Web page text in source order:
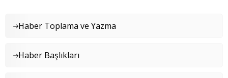
Haber Toplama ve Yazma
Haber Başlıkları